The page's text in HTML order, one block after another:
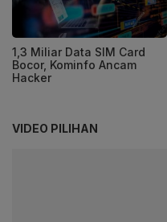
1,3 Miliar Data SIM Card
Bocor, Kominfo Ancam
Hacker
VIDEO PILIHAN